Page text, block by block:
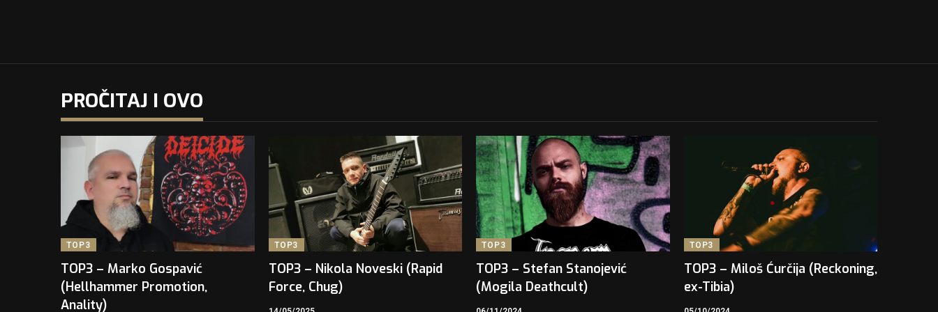
PROČITAJ I OVO
TOP3
TOP3 – Marko Gospavić
(Hellhammer Promotion,
Anality)
TOP3
TOP3 – Nikola Noveski (Rapid
Force, Chug)
TOP3
TOP3 – Stefan Stanojević
(Mogila Deathcult)
TOP3
TOP3 – Miloš Ćurčija (Reckoning,
ex-Tibia)